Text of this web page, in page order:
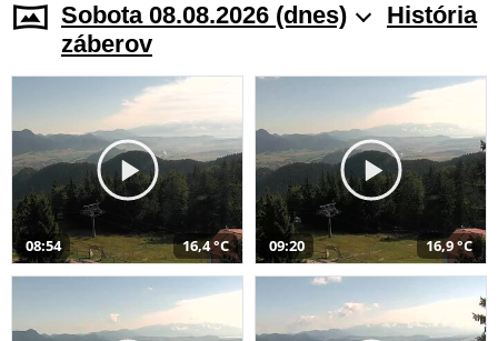
Sobota 08.08.2026 (dnes)
História
záberov
08:54 16,4 °C 09:20 16,9 °C